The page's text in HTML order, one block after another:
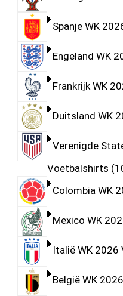
Spanje WK
Engeland WK
Frankrijk WK
Duitsland WK
Verenigde
Voetbalshirts
Colombia WK
Mexico WK
Italië WK
België WK